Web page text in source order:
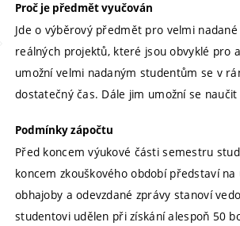
Proč je předmět vyučován
Jde o výběrový předmět pro velmi
reálných projektů, které jsou obvyklé pro
umožní velmi nadaným studentům se v
dostatečný čas. Dále jim umožní se
Podmínky zápočtu
Před koncem výukové části semestru
koncem zkouškového období představí
obhajoby a odevzdané zprávy stanoví
studentovi udělen při získání alespoň 50